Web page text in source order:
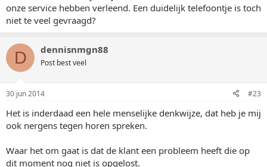
onze service hebben verleend. Een duidelijk telefoontje is toch
niet te veel gevraagd?
D dennisnmgn88
Post best veel
30 jun 2014 #23
Het is inderdaad een hele menselijke denkwijze, dat heb je mij
ook nergens tegen horen spreken.
Waar het om gaat is dat de klant een probleem heeft die op
dit moment nog niet is opgelost.